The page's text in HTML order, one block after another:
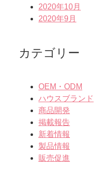
2020年10月
2020年9月
カテゴリー
OEM・ODM
ハウスブランド
商品開発
掲載報告
新着情報
製品情報
販売促進